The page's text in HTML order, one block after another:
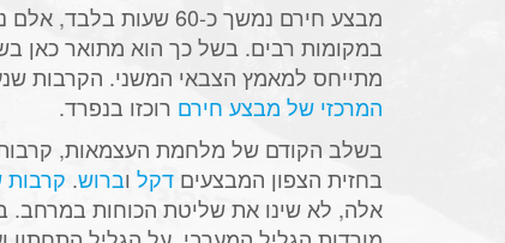
מבצע חירם נמשך כ-60
במקומות רבים. בשל כך הוא מתואר כאן
מתייחס למאמץ הצבאי המשני. הקרבות
המרכזי של מבצע חירם רוכזו בנפרד.
בשלב הקודם של מלחמת העצמאות,
בחזית הצפון המבצעים דקל וברוש. קרבות
אלה, לא שינו את שליטת הכוחות במרחב.